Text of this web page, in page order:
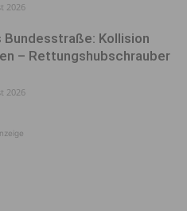
2026
Bundesstraße: Kollision
– Rettungshubschrauber
2026